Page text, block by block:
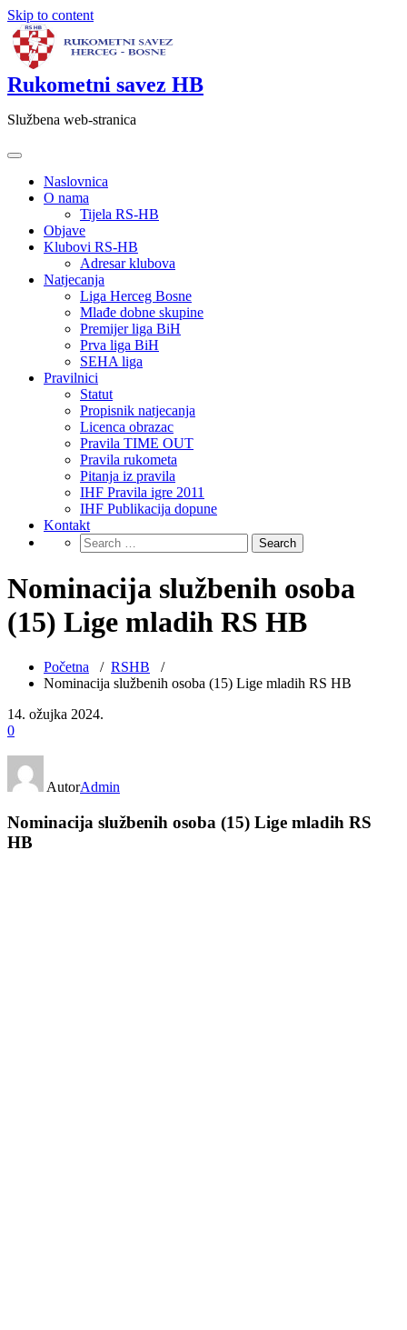
Skip to content
Rukometni savez HB
Službena web-stranica
Naslovnica
O nama
Tijela RS-HB
Objave
Klubovi RS-HB
Adresar klubova
Natjecanja
Liga Herceg Bosne
Mlađe dobne skupine
Premijer liga BiH
Prva liga BiH
SEHA liga
Pravilnici
Statut
Propisnik natjecanja
Licenca obrazac
Pravila TIME OUT
Pravila rukometa
Pitanja iz pravila
IHF Pravila igre 2011
IHF Publikacija dopune
Kontakt
Nominacija službenih osoba
(15) Lige mladih RS HB
Početna / RSHB /
Nominacija službenih osoba (15) Lige mladih RS HB
14. ožujka 2024.
0
AutorAdmin
Nominacija službenih osoba (15) Lige mladih RS
HB